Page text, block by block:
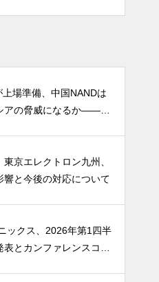
場準備、中国NANDは
アの脅威になるか――AI
東京エレクトロン九州、
響と今後の対応について
ックス、2026年第1四半
表とカンファレンスコー